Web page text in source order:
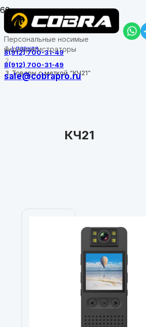
Персональные носимые
видеорегистраторы
8(912) 700-31-49
8(912) 700-31-49
sale@cobrapro.ru
Главная
Товары с меткой “КЧ21”
КЧ21